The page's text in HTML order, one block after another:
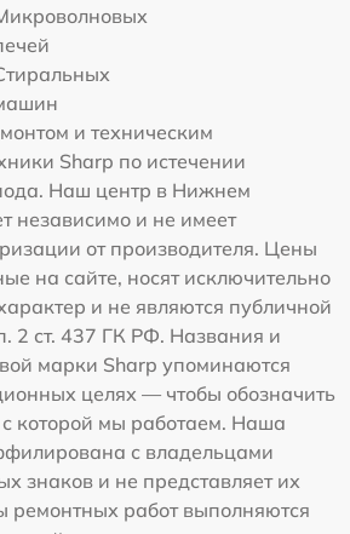
и техническим
Sharp по истечении
Наш центр в Нижнем
независимо и не имеет
от производителя. Цены
на сайте, носят исключительно
и не являются публичной
2 ст. 437 ГК РФ. Названия и
марки Sharp упоминаются
целях — чтобы обозначить
которой мы работаем. Наша
с владельцами
знаков и не представляет их
ремонтных работ выполняются